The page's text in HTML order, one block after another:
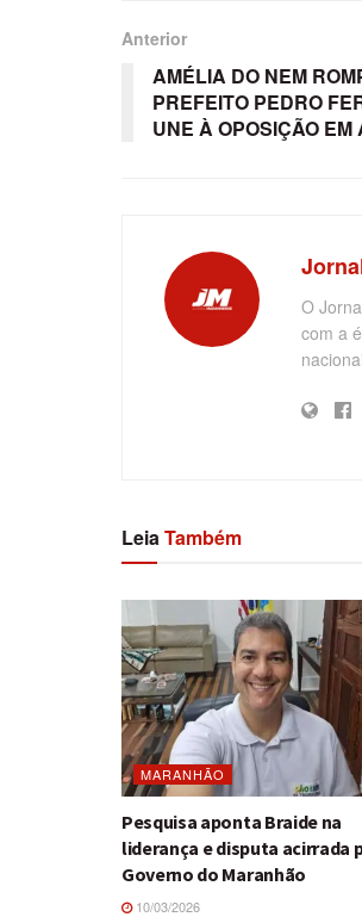
Anterior
AMÉLIA DO NEM
PREFEITO PEDRO
UNE À OPOSIÇÃO EM
O
com a
LeiaTambém
MARANHÃO
Pesquisa aponta Braide na
liderança e disputa acirrada
Governo do Maranhão
10/03/2026